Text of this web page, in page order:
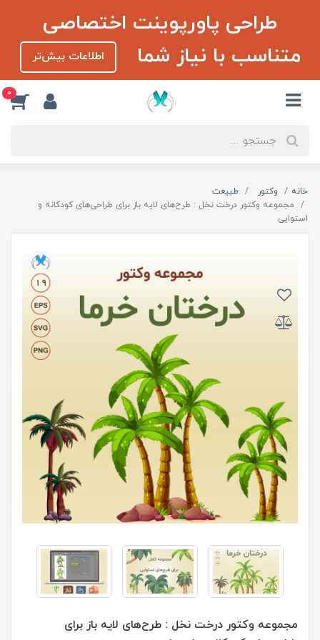
طراحی پاورپوینت اختصاصی
متناسب با نیاز شما
اطلاعات بیش‌تر
0
خانه وکتور
طبیعت
مجموعه وکتور درخت نخل : طرح‌های لایه باز برای طراحی‌های کودکانه و
استوایی
مجموعه وکتور درخت نخل : طرح‌های لایه باز برای